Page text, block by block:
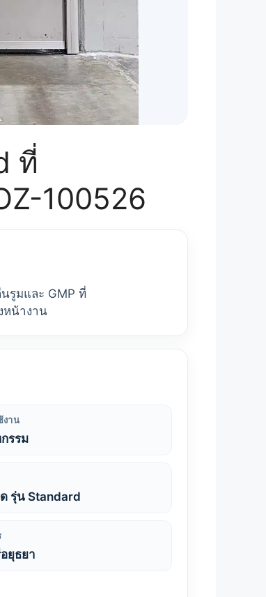
ที่
100526
รูมและ GMP ที่
หน้างาน
งาน
รรม
รุ่น Standard
ยุธยา